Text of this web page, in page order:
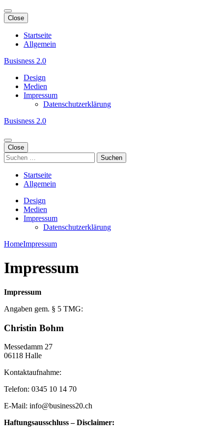
Skip
to
content
(Press
Enter)
Close
Startseite
Allgemein
Busisness 2.0
Design
Medien
Impressum
Datenschutzerklärung
Busisness 2.0
Close
Suchen
nach:
Startseite
Allgemein
Design
Medien
Impressum
Datenschutzerklärung
HomeImpressum
Impressum
Impressum
Angaben gem. § 5 TMG:
Christin Bohm
Messedamm 27
06118 Halle
Kontaktaufnahme:
Telefon: 0345 10 14 70
E-Mail: info@business20.ch
Haftungsausschluss – Disclaimer: